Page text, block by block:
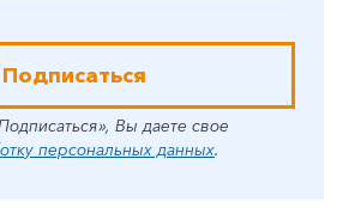
Подписаться
Вы даете свое
персональных данных.